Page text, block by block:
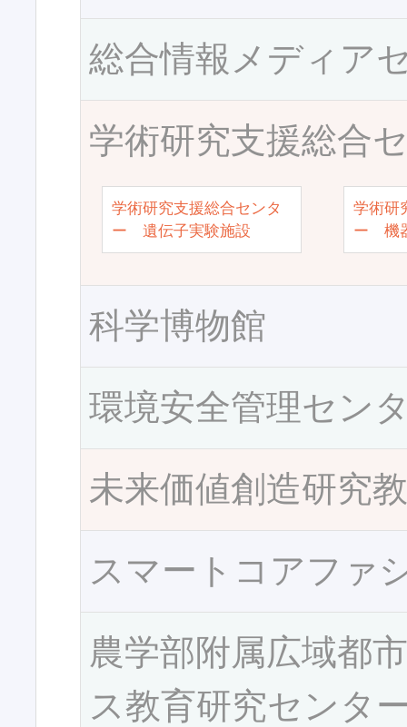
総合情報メディア
学術研究支援総合
学術研究支援総合センタ
ー 遺伝子実験施設
学術研
ー 機
科学博物館
環境安全管理セン
未来価値創造研究
スマートコアファ
農学部附属広域都
ス教育研究センタ